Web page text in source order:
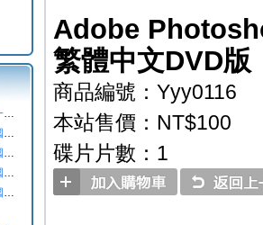
反詐騙人人有責 下單前一定要注意
[新品上架]114年下學期國小國中高中命題光碟,校用卷,習作
[新品上架]114年上學期國小國中高中命題光碟,校用卷,習作
[新品上架]113年下學期國小國中高中命題光碟,校用卷,習作
[新品上架]113年上學期國小國中高中命題光碟,校用卷,習作
Adobe
繁體中文DVD版
商品編號：Yyy0116
本站售價：NT$100
碟片片數：1